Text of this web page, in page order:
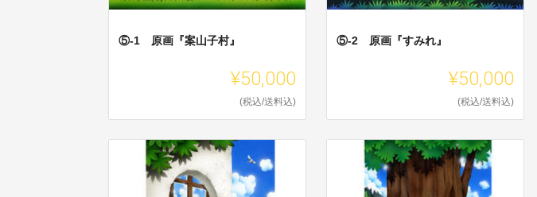
⑤-1 原画『案山子村』
¥50,000
(税込/送料込)
⑤-2 原画『すみれ』
¥50,000
(税込/送料込)